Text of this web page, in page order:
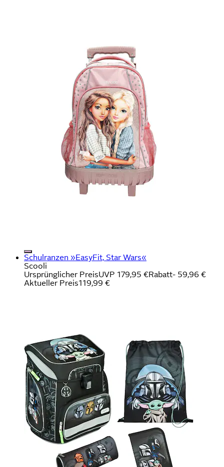
Schulranzen »EasyFit, Star Wars«
Scooli
Ursprünglicher PreisUVP 179,95 €Rabatt- 59,96 €
Aktueller Preis119,99 €